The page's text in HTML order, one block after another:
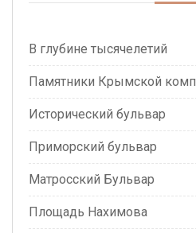
В глубине тысячелетий
Памятники Крымской
Исторический бульвар
Приморский бульвар
Матросский Бульвар
Площадь Нахимова